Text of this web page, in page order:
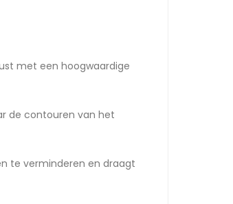
met een hoogwaardige
de contouren van het
te verminderen en draagt